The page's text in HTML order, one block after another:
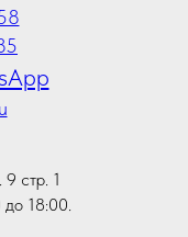
стр. 1
до 18:00.